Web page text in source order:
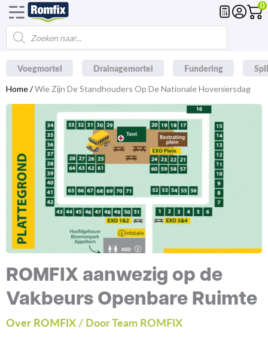
Ga
naar
inhoud
0
Producten
zoeken
Voegmortel Drainagemortel Fundering
Home/Wie Zijn De Standhouders Op De Nationale Hoveniersdag
ROMFIX aanwezig op de
Vakbeurs Openbare Ruimte
Over ROMFIX / Door Team ROMFIX